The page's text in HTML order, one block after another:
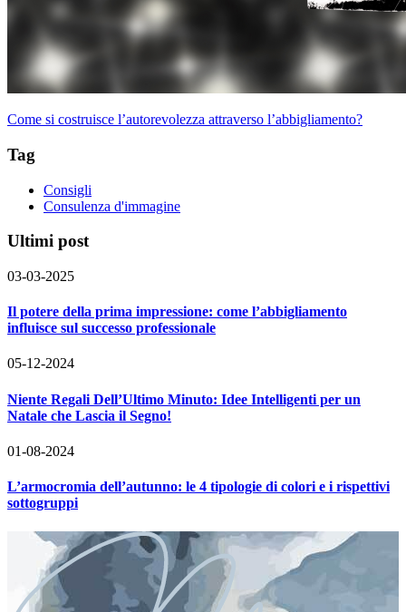
Come si costruisce l’autorevolezza attraverso l’abbigliamento?
Tag
Consigli
Consulenza d'immagine
Ultimi post
03-03-2025
Il potere della prima impressione: come l’abbigliamento
influisce sul successo professionale
05-12-2024
Niente Regali Dell’Ultimo Minuto: Idee Intelligenti per un
Natale che Lascia il Segno!
01-08-2024
L’armocromia dell’autunno: le 4 tipologie di colori e i rispettivi
sottogruppi